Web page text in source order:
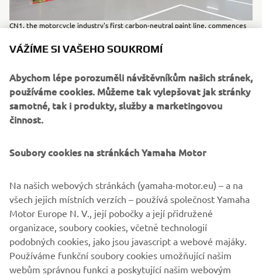
CN1, the motorcycle industry's first carbon-neutral paint line, commences
CN1, the motorcycle industry's first carbon-neutral paint line.
MORE CORPORATE NEWS
VÁŽÍME SI VAŠEHO SOUKROMÍ
Abychom lépe porozuměli návštěvníkům našich stránek,
používáme cookies. Můžeme tak vylepšovat jak stránky
samotné, tak i produkty, služby a marketingovou
činnost.
Soubory cookies na stránkách Yamaha Motor
Na našich webových stránkách (yamaha-motor.eu) – a na
všech jejich místních verzích – používá společnost Yamaha
Motor Europe N. V., její pobočky a její přidružené
organizace, soubory cookies, včetně technologií
podobných cookies, jako jsou javascript a webové majáky.
Používáme funkční soubory cookies umožňující našim
webům správnou funkci a poskytující našim webovým